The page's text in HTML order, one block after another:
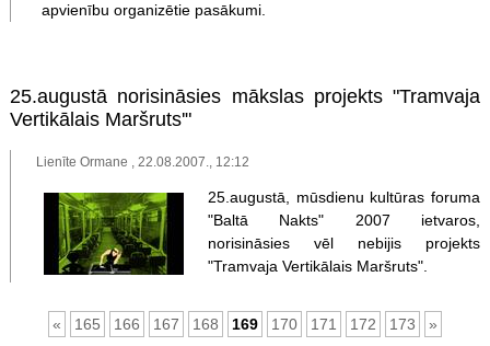
apvienību organizētie pasākumi.
25.augustā norisināsies mākslas projekts "Tramvaja
Vertikālais Maršruts'"
Lienīte Ormane , 22.08.2007., 12:12
25.augustā, mūsdienu kultūras foruma
"Baltā Nakts" 2007 ietvaros,
norisināsies vēl nebijis projekts
"Tramvaja Vertikālais Maršruts".
« 165 166 167 168 169 170 171 172 173 »